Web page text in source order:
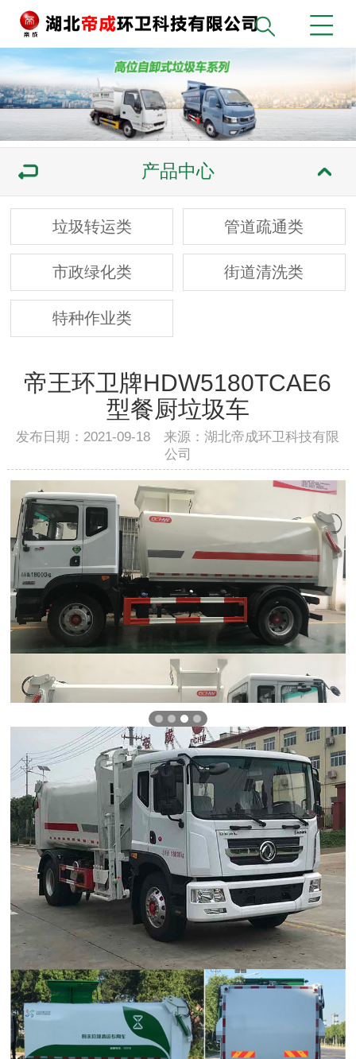
产品中心
垃圾转运类 管道疏通类
市政绿化类 街道清洗类
特种作业类
帝王环卫牌HDW5180TCAE6
型餐厨垃圾车
发布日期：2021-09-18 来源：湖北帝成环卫科技有限
公司